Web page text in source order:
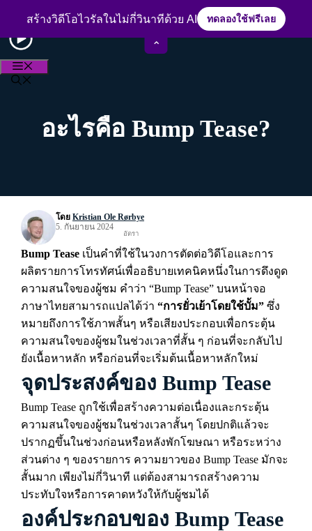
สร้างวิดีโอไวรัลในไม่กี่วินาทีด้วย AI ทดลองใช้ฟรีเลย
⌃
ประสบการณ์กว่า 15 ปีในวงการตัดต่อวิดีโอ
อะไรคือ Bump Tease?
โดย Kristian Ole Rørbye
5. กันยายน 2024
อัตรา
Bump Tease เป็นคำที่ใช้ในวงการตัดต่อวิดีโอและการ
ผลิตรายการโทรทัศน์เพื่ออธิบายเทคนิคหนึ่งในการดึงดูด
ความสนใจของผู้ชม คำว่า “Bump Tease” บนหน้าจอ
ภาษาไทยสามารถแปลได้ว่า “การยั่วเย้าโดยใช้บั้ม” ซึ่ง
หมายถึงการใช้ภาพสั้นๆ หรือเสียงประกอบเพื่อกระตุ้น
ความสนใจของผู้ชมในช่วงเวลาที่สั้น ๆ ก่อนที่จะกลับไป
ยังเนื้อหาหลัก หรือก่อนที่จะเริ่มต้นเนื้อหาหลักใหม่
จุดประสงค์ของ Bump Tease
Bump Tease ถูกใช้เพื่อสร้างความต่อเนื่องและกระตุ้น
ความสนใจของผู้ชมในช่วงเวลาสั้นๆ โดยปกติแล้วจะ
ปรากฏขึ้นในช่วงก่อนหรือหลังพักโฆษณา หรือระหว่าง
ส่วนต่าง ๆ ของรายการ ความยาวของ Bump Tease มักจะ
สั้นมาก เพียงไม่กี่วินาที แต่ต้องสามารถสร้างความ
ประทับใจหรือการคาดหวังให้กับผู้ชมได้
องค์ประกอบของ Bump Tease